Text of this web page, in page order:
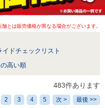
とは販売価格が異なる場合がございます。
イドチェックリスト
高い順
483件あります
2 3 4 5 次 > 最後 >>